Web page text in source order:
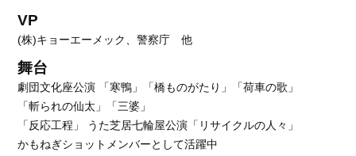
VP
(株)キョーエーメック、警察庁 他
舞台
劇団文化座公演 「寒鴨」「橋ものがたり」「荷車の歌」
「斬られの仙太」「三婆」
「反応工程」 うた芝居七輪屋公演「リサイクルの人々」
かもねぎショットメンバーとして活躍中